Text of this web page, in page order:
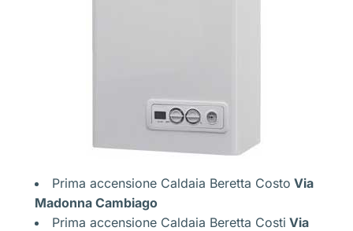
Prima accensione Caldaia Beretta Costo Via
Madonna Cambiago
Prima accensione Caldaia Beretta Costi Via